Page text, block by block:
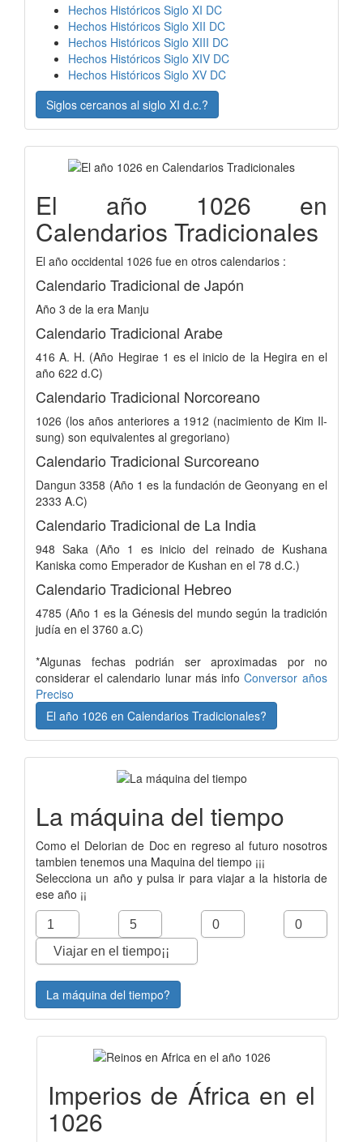
Hechos Históricos Siglo XI DC
Hechos Históricos Siglo XII DC
Hechos Históricos Siglo XIII DC
Hechos Históricos Siglo XIV DC
Hechos Históricos Siglo XV DC
Siglos cercanos al siglo XI d.c.?
El año 1026 en
Calendarios Tradicionales
El año occidental 1026 fue en otros calendarios :
Calendario Tradicional de Japón
Año 3 de la era Manju
Calendario Tradicional Arabe
416 A. H. (Año Hegirae 1 es el inicio de la Hegira en el
año 622 d.C)
Calendario Tradicional Norcoreano
1026 (los años anteriores a 1912 (nacimiento de Kim Il-
sung) son equivalentes al gregoriano)
Calendario Tradicional Surcoreano
Dangun 3358 (Año 1 es la fundación de Geonyang en el
2333 A.C)
Calendario Tradicional de La India
948 Saka (Año 1 es inicio del reinado de Kushana
Kaniska como Emperador de Kushan en el 78 d.C.)
Calendario Tradicional Hebreo
4785 (Año 1 es la Génesis del mundo según la tradición
judía en el 3760 a.C)
*Algunas fechas podrián ser aproximadas por no
considerar el calendario lunar más info Conversor años
Preciso
El año 1026 en Calendarios Tradicionales?
La máquina del tiempo
Como el Delorian de Doc en regreso al futuro nosotros
tambien tenemos una Maquina del tiempo ¡¡¡
Selecciona un año y pulsa ir para viajar a la historia de
ese año ¡¡
La máquina del tiempo?
Imperios de África en el
1026